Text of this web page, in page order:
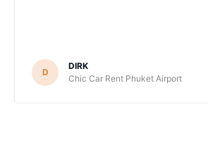
D
DIRK
Chic Car Rent Phuket Airport